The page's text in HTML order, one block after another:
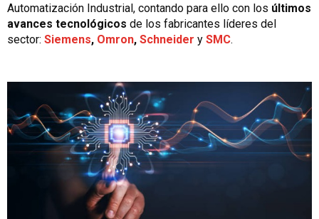
Automatización Industrial, contando para ello con los últimos
avances tecnológicos de los fabricantes líderes del
sector: Siemens, Omron, Schneider y SMC.